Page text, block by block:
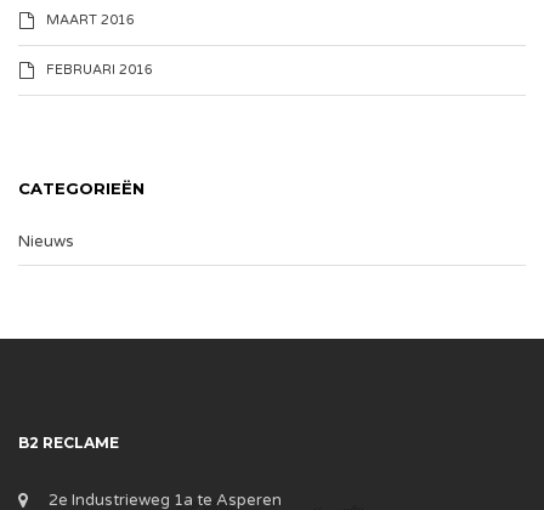
MAART 2016
FEBRUARI 2016
CATEGORIEËN
Nieuws
B2 RECLAME
2e Industrieweg 1a te Asperen